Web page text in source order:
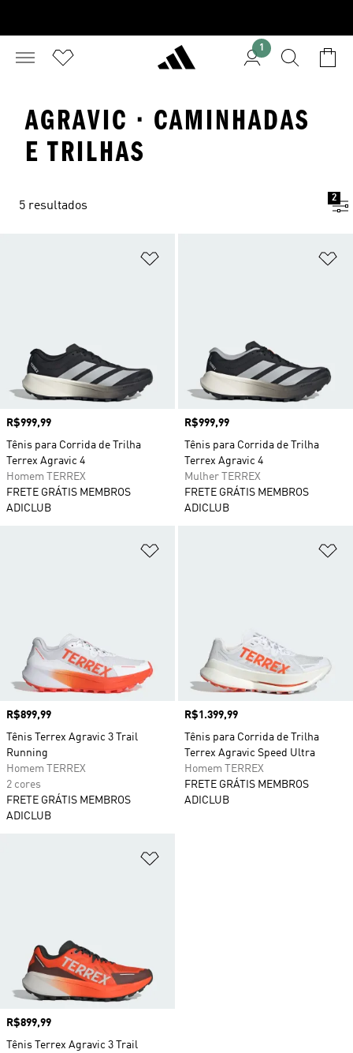
1
AGRAVIC · CAMINHADAS
E TRILHAS
5 resultados
2
Preço
R$999,99
Tênis para Corrida de Trilha
Terrex Agravic 4
Homem TERREX
FRETE GRÁTIS MEMBROS
ADICLUB
Preço
R$999,99
Tênis para Corrida de Trilha
Terrex Agravic 4
Mulher TERREX
FRETE GRÁTIS MEMBROS
ADICLUB
Preço
R$899,99
Tênis Terrex Agravic 3 Trail
Running
Homem TERREX
2 cores
FRETE GRÁTIS MEMBROS
ADICLUB
Preço
R$1.399,99
Tênis para Corrida de Trilha
Terrex Agravic Speed Ultra
Homem TERREX
FRETE GRÁTIS MEMBROS
ADICLUB
Preço
R$899,99
Tênis Terrex Agravic 3 Trail